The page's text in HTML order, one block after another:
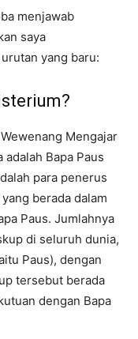
menjawab
saya
yang baru:
Mengajar
adalah Bapa Paus
para penerus
berada dalam
Paus. Jumlahnya
di seluruh dunia,
Paus), dengan
tersebut berada
dengan Bapa